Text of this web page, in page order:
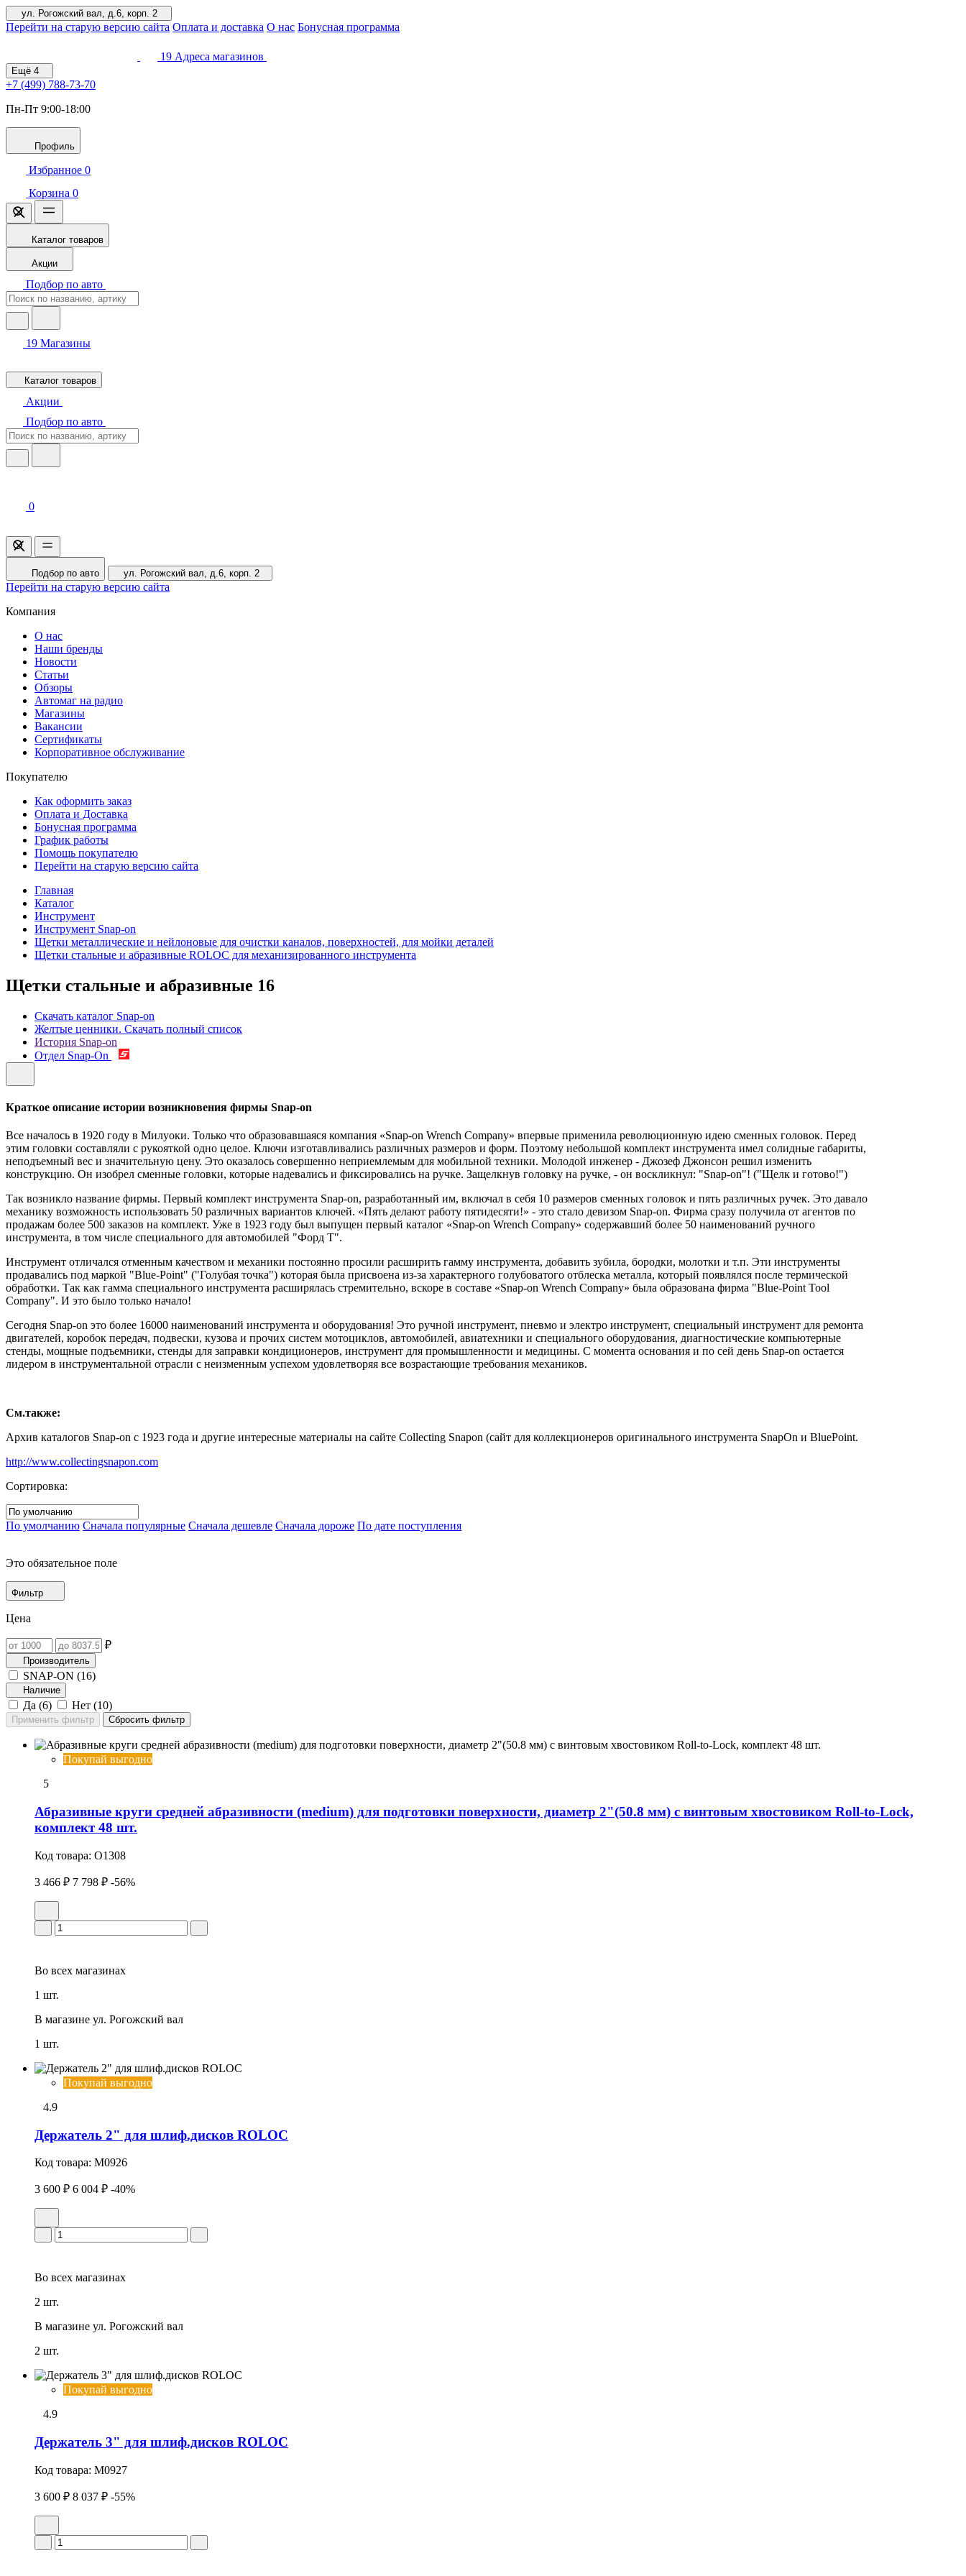
ул. Рогожский вал, д.6, корп. 2
Перейти на старую версию сайта Оплата и доставка О нас Бонусная программа
19 Адреса магазинов
Ещё 4
+7 (499) 788-73-70
Пн-Пт 9:00-18:00
Профиль
Избранное 0
Корзина 0
Каталог товаров
Акции
Подбор по авто
19 Магазины
Каталог товаров
Акции
Подбор по авто
0
Подбор по авто ул. Рогожский вал, д.6, корп. 2
Перейти на старую версию сайта
Компания
О нас
Наши бренды
Новости
Статьи
Обзоры
Автомаг на радио
Магазины
Вакансии
Сертификаты
Корпоративное обслуживание
Покупателю
Как оформить заказ
Оплата и Доставка
Бонусная программа
График работы
Помощь покупателю
Перейти на старую версию сайта
Главная
Каталог
Инструмент
Инструмент Snap-on
Щетки металлические и нейлоновые для очистки каналов, поверхностей, для мойки деталей
Щетки стальные и абразивные ROLOC для механизированного инструмента
Щетки стальные и абразивные 16
Скачать каталог Snap-on
Желтые ценники. Скачать полный список
История Snap-on
Отдел Snap-On
Краткое описание истории возникновения фирмы Snap-on
Все началось в 1920 году в Милуоки. Только что образовавшаяся компания «Snap-on Wrench Company» впервые применила революционную идею сменных головок. Перед
этим головки составляли с рукояткой одно целое. Ключи изготавливались различных размеров и форм. Поэтому небольшой комплект инструмента имел солидные габариты,
неподъемный вес и значительную цену. Это оказалось совершенно неприемлемым для мобильной техники. Молодой инженер - Джозеф Джонсон решил изменить
конструкцию. Он изобрел сменные головки, которые надевались и фиксировались на ручке. Защелкнув головку на ручке, - он воскликнул: "Snap-on"! ("Щелк и готово!")
Так возникло название фирмы. Первый комплект инструмента Snap-on, разработанный им, включал в себя 10 размеров сменных головок и пять различных ручек. Это давало
механику возможность использовать 50 различных вариантов ключей. «Пять делают работу пятидесяти!» - это стало девизом Snap-on. Фирма сразу получила от агентов по
продажам более 500 заказов на комплект. Уже в 1923 году был выпущен первый каталог «Snap-on Wrench Company» содержавший более 50 наименований ручного
инструмента, в том числе специального для автомобилей "Форд Т".
Инструмент отличался отменным качеством и механики постоянно просили расширить гамму инструмента, добавить зубила, бородки, молотки и т.п. Эти инструменты
продавались под маркой "Blue-Point" ("Голубая точка") которая была присвоена из-за характерного голубоватого отблеска металла, который появлялся после термической
обработки. Так как гамма специального инструмента расширялась стремительно, вскоре в составе «Snap-on Wrench Company» была образована фирма "Blue-Point Tool
Company". И это было только начало!
Сегодня Snap-on это более 16000 наименований инструмента и оборудования! Это ручной инструмент, пневмо и электро инструмент, специальный инструмент для ремонта
двигателей, коробок передач, подвески, кузова и прочих систем мотоциклов, автомобилей, авиатехники и специального оборудования, диагностические компьютерные
стенды, мощные подъемники, стенды для заправки кондиционеров, инструмент для промышленности и медицины. С момента основания и по сей день Snap-on остается
лидером в инструментальной отрасли с неизменным успехом удовлетворяя все возрастающие требования механиков.
См.также:
Архив каталогов Snap-on с 1923 года и другие интересные материалы на сайте Collecting Snapon (сайт для коллекционеров оригинального инструмента SnapOn и BluePoint.
http://www.collectingsnapon.com
Сортировка:
По умолчанию Сначала популярные Сначала дешевле Сначала дороже По дате поступления
Это обязательное поле
Фильтр
Цена
₽
Производитель
SNAP-ON (16)
Наличие
Да (6) Нет (10)
Покупай выгодно
5
Абразивные круги средней абразивности (medium) для подготовки поверхности, диаметр 2"(50.8 мм) с винтовым хвостовиком Roll-to-Lock,
комплект 48 шт.
Код товара: O1308
3 466 ₽ 7 798 ₽ -56%
Во всех магазинах
1 шт.
В магазине ул. Рогожский вал
1 шт.
Покупай выгодно
4.9
Держатель 2" для шлиф.дисков ROLOC
Код товара: M0926
3 600 ₽ 6 004 ₽ -40%
Во всех магазинах
2 шт.
В магазине ул. Рогожский вал
2 шт.
Покупай выгодно
4.9
Держатель 3" для шлиф.дисков ROLOC
Код товара: M0927
3 600 ₽ 8 037 ₽ -55%